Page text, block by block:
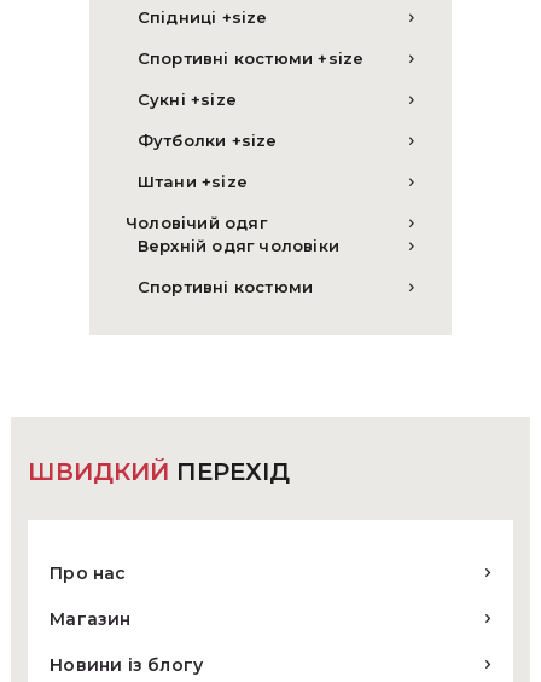
Спідниці +size
Спортивні костюми +size
Сукні +size
Футболки +size
Штани +size
Чоловічий одяг
Верхній одяг чоловіки
Спортивні костюми
ШВИДКИЙ ПЕРЕХІД
Про нас
Магазин
Новини із блогу